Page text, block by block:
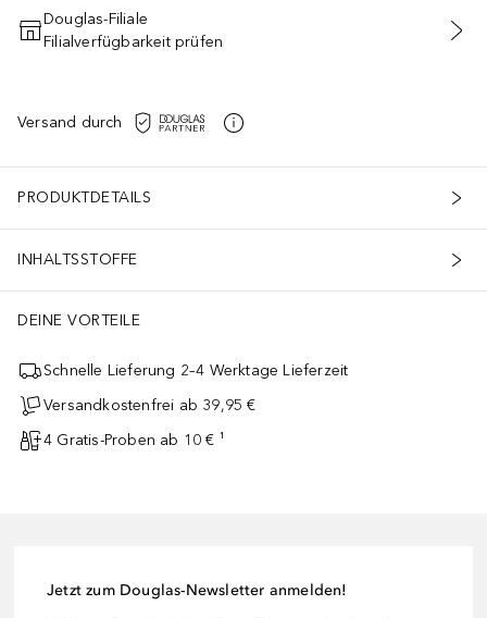
IN DEN WARENKORB
Douglas-Filiale
Filialverfügbarkeit prüfen
Versand durch
PRODUKTDETAILS
INHALTSSTOFFE
DEINE VORTEILE
Schnelle Lieferung 2–4 Werktage Lieferzeit
Versandkostenfrei ab 39,95 €
4 Gratis-Proben ab 10 € ¹
Jetzt zum Douglas-Newsletter anmelden!